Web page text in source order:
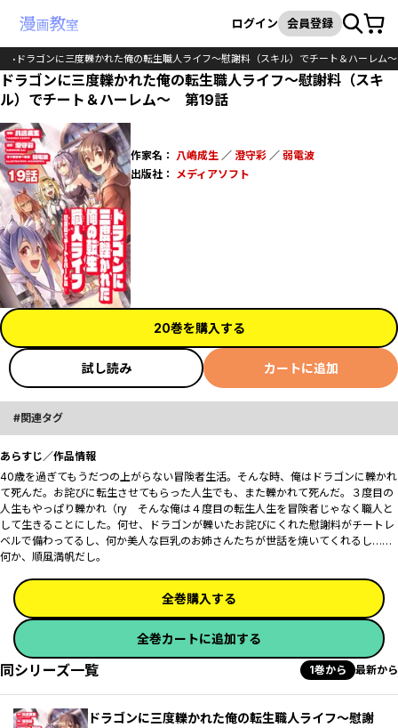
検索
ログイン 会員登録カート
ドラゴンに三度轢かれた俺の転生職人ライフ～慰謝料（スキル）でチート＆ハーレム～
ドラゴンに三度轢かれた俺の転生職人ライフ～慰謝料（スキ
ル）でチート＆ハーレム～ 第19話
作家名： 八嶋成生／ 澄守彩／ 弱電波
出版社： メディアソフト
20巻を購入する
試し読み カートに追加
関連タグ
あらすじ／作品情報
40歳を過ぎてもうだつの上がらない冒険者生活。そんな時、俺はドラゴンに轢かれ
て死んだ。お詫びに転生させてもらった人生でも、また轢かれて死んだ。３度目の
人生もやっぱり轢かれ（ry そんな俺は４度目の転生人生を冒険者じゃなく職人と
して生きることにした。何せ、ドラゴンが轢いたお詫びにくれた慰謝料がチートレ
ベルで備わってるし、何か美人な巨乳のお姉さんたちが世話を焼いてくれるし……
何か、順風満帆だし。
全巻購入する
全巻カートに追加する
同シリーズ一覧 1巻から 最新から
ドラゴンに三度轢かれた俺の転生職人ライフ～慰謝